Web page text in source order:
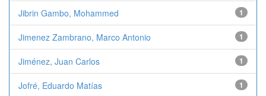
Jibrin Gambo, Mohammed 1
Jimenez Zambrano, Marco Antonio 1
Jiménez, Juan Carlos 1
Jofré, Eduardo Matías 1